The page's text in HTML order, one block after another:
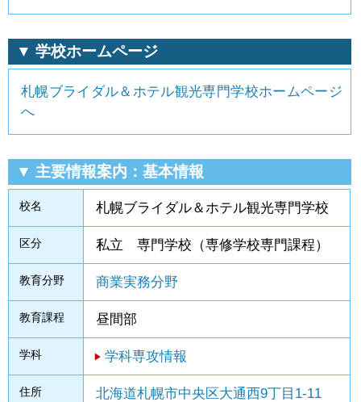
▼ 学校ホームページ
札幌ブライダル＆ホテル観光専門学校ホームページ
へ
▼ 主要情報案内：基本情報
校名 札幌ブライダル＆ホテル観光専門学校
区分 私立 専門学校（専修学校専門課程）
教育分野 商業実務分野
教育課程 昼間部
学科 学科専攻情報
住所 北海道札幌市中央区大通西9丁目1-11